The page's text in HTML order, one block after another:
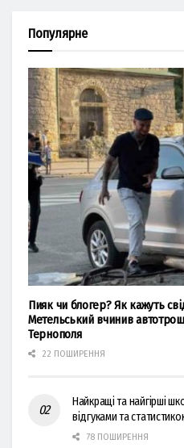
Популярне
Пияк чи блогер? Як кажуть
Метельський вчинив
Тернополя
22 ПОШИРЕННЯ
Найкращі та найгірші
відгуками та
78 ПОШИРЕННЯ